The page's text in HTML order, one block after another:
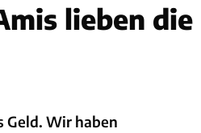
lieben die
Geld. Wir haben